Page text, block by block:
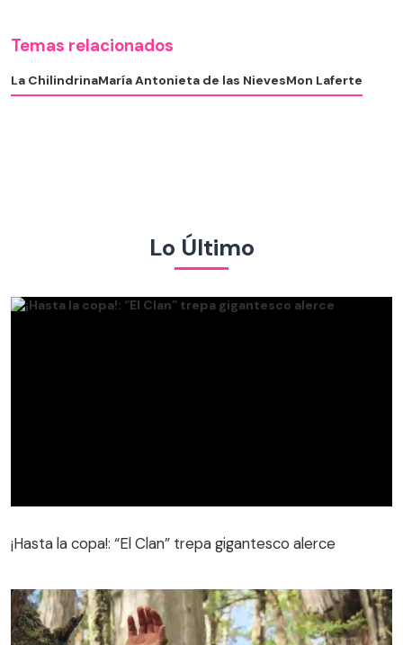
Temas relacionados
La ChilindrinaMaría Antonieta de las NievesMon Laferte
Lo Último
¡Hasta la copa!: “El Clan” trepa gigantesco alerce